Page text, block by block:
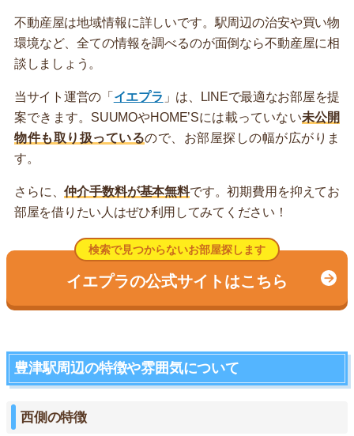
不動産屋は地域情報に詳しいです。駅周辺の治安や買い物
環境など、全ての情報を調べるのが面倒なら不動産屋に相
談しましょう。
当サイト運営の「 イエプラ 」は、LINEで最適なお部屋を提
案できます。SUUMOやHOME’Sには載っていない未公開
物件も取り扱っているので、お部屋探しの幅が広がりま
す。
さらに、仲介手数料が基本無料です。初期費用を抑えてお
部屋を借りたい人はぜひ利用してみてください！
検索で見つからないお部屋探します
イエプラの公式サイトはこちら
豊津駅周辺の特徴や雰囲気について
西側の特徴